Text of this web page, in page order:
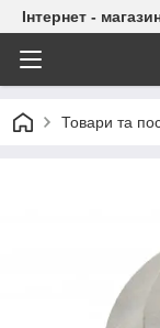
Інтернет -
Товари та